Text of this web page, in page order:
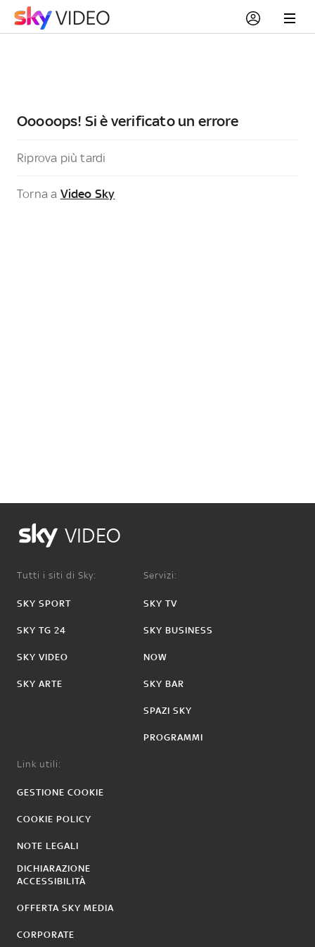
Ooooops! Si è verificato un errore
Riprova più tardi
Torna a Video Sky
VIDEO
Tutti i siti di Sky:
SKY SPORT
SKY TG 24
SKY VIDEO
SKY ARTE
Servizi:
SKY TV
SKY BUSINESS
NOW
SKY BAR
SPAZI SKY
PROGRAMMI
Link utili:
GESTIONE COOKIE
COOKIE POLICY
NOTE LEGALI
DICHIARAZIONE
ACCESSIBILITÀ
OFFERTA SKY MEDIA
CORPORATE